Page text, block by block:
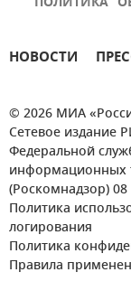
НОВОСТИ
© 2026 МИА
Сетевое издание
Федеральной
информационных
(Роскомнадзор)
Политика
логирования
Политика
Правила